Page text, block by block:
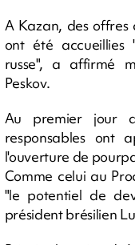
A Kazan, des
ont été accueillies
russe", a affirmé
Peskov.
Au premier jour
responsables ont
l'ouverture de
Comme celui au
"le potentiel de
président brésilien